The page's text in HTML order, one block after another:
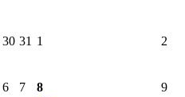
30 31 1 2
6 7 8 9